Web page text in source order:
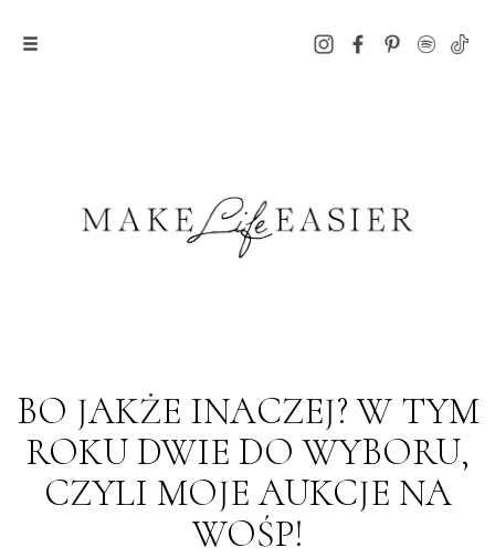
BO JAKŻE INACZEJ? W TYM
ROKU DWIE DO WYBORU,
CZYLI MOJE AUKCJE NA
WOŚP!